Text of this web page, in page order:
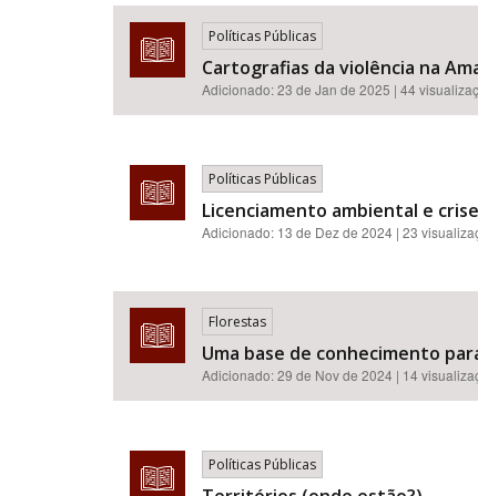
Políticas Públicas
Cartografias da violência na
Adicionado:23 de Jan de 2025 | 44
Políticas Públicas
Licenciamento ambiental e
Adicionado: 13 de Dez de 2024 | 23
Florestas
Uma base de conhecimento
Adicionado:29 de Nov de 2024 | 14
Políticas Públicas